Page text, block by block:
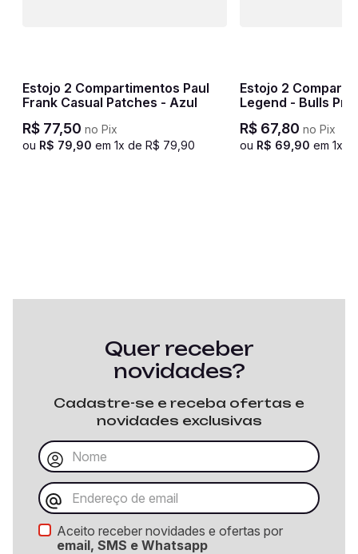
Estojo 2 Compartimentos Paul
Frank Casual Patches - Azul
R$ 77,50 no Pix
ou R$ 79 90 em 1x de R$ 79 90
Estojo 2
Legend - Bulls
R$ 67,80 no Pix
ou R$ 69 90 em 1x
Quer receber
novidades?
Cadastre-se e receba ofertas e
novidades exclusivas
Aceito receber novidades e ofertas por
email, SMS e Whatsapp